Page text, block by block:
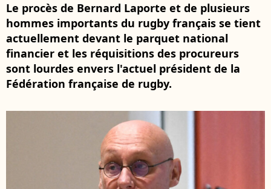
Le procès de Bernard Laporte et de plusieurs
hommes importants du rugby français se tient
actuellement devant le parquet national
financier et les réquisitions des procureurs
sont lourdes envers l'actuel président de la
Fédération française de rugby.